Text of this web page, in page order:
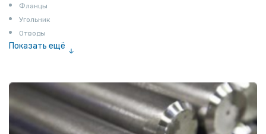
Фланцы
Угольник
Отводы
Показать ещё
Соединение «американка»
Штуцеры
Сгоны
Удлинители для труб